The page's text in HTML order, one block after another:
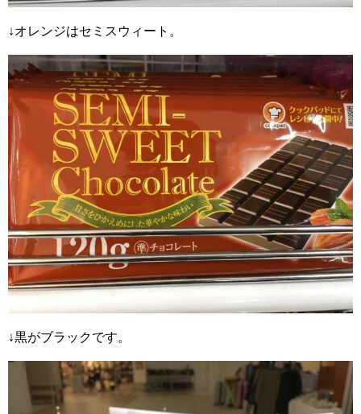
↓オレンジはセミスウィート。
↓黒がブラックです。